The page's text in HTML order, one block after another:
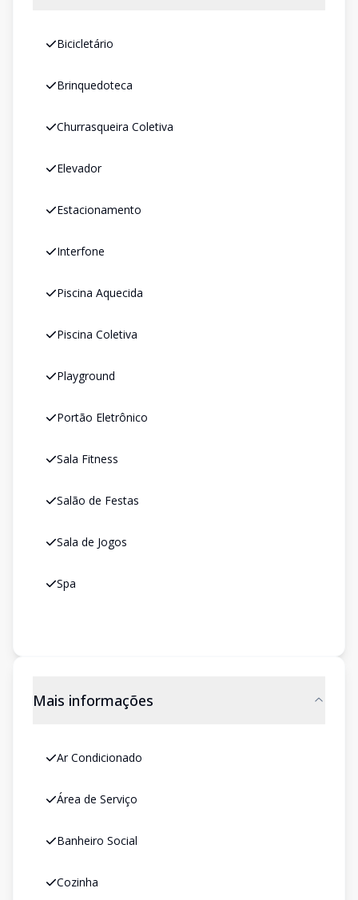
Bicicletário
Brinquedoteca
Churrasqueira Coletiva
Elevador
Estacionamento
Interfone
Piscina Aquecida
Piscina Coletiva
Playground
Portão Eletrônico
Sala Fitness
Salão de Festas
Sala de Jogos
Spa
Mais informações
Ar Condicionado
Área de Serviço
Banheiro Social
Cozinha